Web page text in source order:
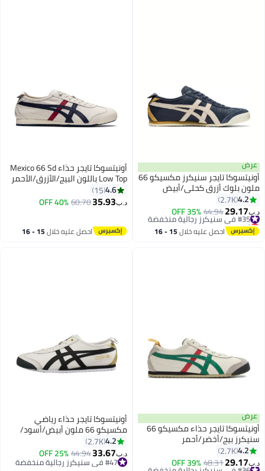
عرض
أونيتسوكا تايجر سنيكرز مكسيكو 66
ملون بلوك أزرق كحلي/أبيض
4.2
2.7K
د.ب‏29.17
44.94
35% OFF #35 في سنيكرز رجالية منخفضة
أقل سعر في السنة
#35 في سنيكرز رجالية منخفضة احصل عليه خلال 15 - 16
23
أونيتسوكا تايجر حذاء Mexico 66 Sd
Low Top باللون البيج/الأزرق/الأحمر
للنساء/الرجال/الطلاب
4.6
15
د.ب‏35.93
60.70
40% OFF
احصل عليه خلال 15 - 16
32
عرض
أونيتسوكا تايجر حذاء مكسيكو 66
سنيكرز بيج/أخضر/أحمر
4.2
2.7K
د.ب‏29.17
48.31
39% OFF #36 في سنيكرز رجالية منخفضة
أونيتسوكا تايجر حذاء رياضي
مكسيكو 66 ملون أبيض/أسود/
ذهبي
4.2
2.7K
د.ب‏33.67
44.94
25% OFF
#47 في سنيكرز رجالية منخفضة